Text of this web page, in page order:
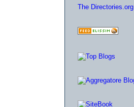
The Directories.org